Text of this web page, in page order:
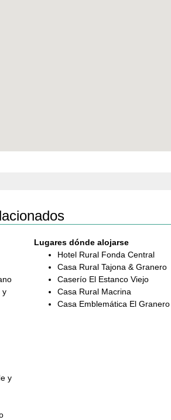
y
y
Lugares dónde alojarse
Hotel Rural Fonda Central
Casa Rural Tajona & Granero
Caserío El Estanco Viejo
Casa Rural Macrina
Casa Emblemática El Granero